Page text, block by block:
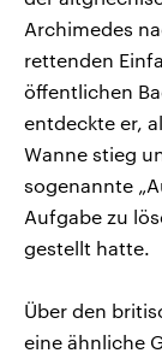
Archimedes
rettenden
öffentlichen
entdeckte er,
Wanne stieg
sogenannte
Aufgabe zu
gestellt hatte.
Über den
eine ähnliche